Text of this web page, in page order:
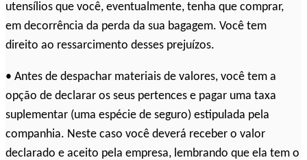
utensílios que você, eventualmente, tenha que comprar,
em decorrência da perda da sua bagagem. Você tem
direito ao ressarcimento desses prejuízos.
• Antes de despachar materiais de valores, você tem a
opção de declarar os seus pertences e pagar uma taxa
suplementar (uma espécie de seguro) estipulada pela
companhia. Neste caso você deverá receber o valor
declarado e aceito pela empresa, lembrando que ela tem o